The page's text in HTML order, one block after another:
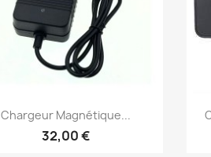
Aperçu rapide
Chargeur Magnétique...
32,00 €